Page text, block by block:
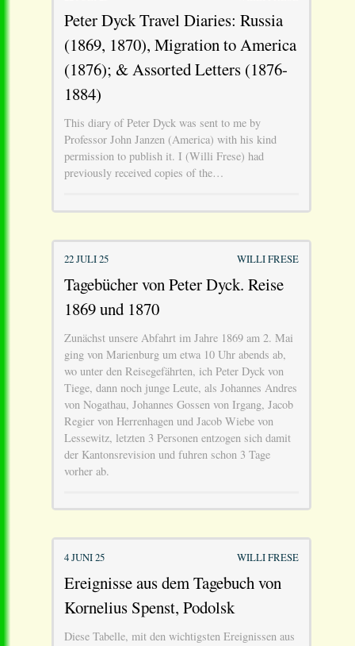
Peter Dyck Travel Diaries: Russia
(1869, 1870), Migration to America
(1876); & Assorted Letters (1876-
1884)
This diary of Peter Dyck was sent to me by
Professor John Janzen (America) with his kind
permission to publish it. I (Willi Frese) had
previously received copies of the…
22 JULI 25 WILLI FRESE
Tagebücher von Peter Dyck. Reise
1869 und 1870
Zunächst unsere Abfahrt im Jahre 1869 am 2. Mai
ging von Marienburg um etwa 10 Uhr abends ab,
wo unter den Reisegefährten, ich Peter Dyck von
Tiege, dann noch junge Leute, als Johannes Andres
von Nogathau, Johannes Gossen von Irgang, Jacob
Regier von Herrenhagen und Jacob Wiebe von
Lessewitz, letzten 3 Personen entzogen sich damit
der Kantonsrevision und fuhren schon 3 Tage
vorher ab.
4 JUNI 25 WILLI FRESE
Ereignisse aus dem Tagebuch von
Kornelius Spenst, Podolsk
Diese Tabelle, mit den wichtigsten Ereignissen aus